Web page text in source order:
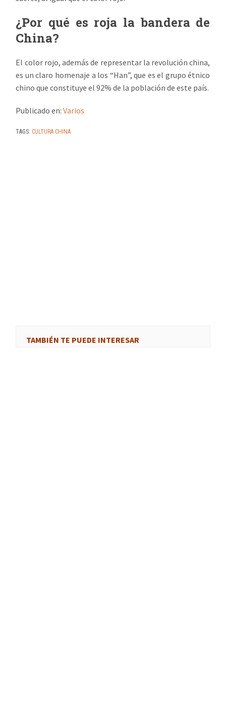
¿Por qué es roja la bandera de
China?
El color rojo, además de representar la revolución china,
es un claro homenaje a los “Han”, que es el grupo étnico
chino que constituye el 92% de la población de este país.
Publicado en:Varios
TAGS: CULTURA CHINA
TAMBIÉN TE PUEDE INTERESAR